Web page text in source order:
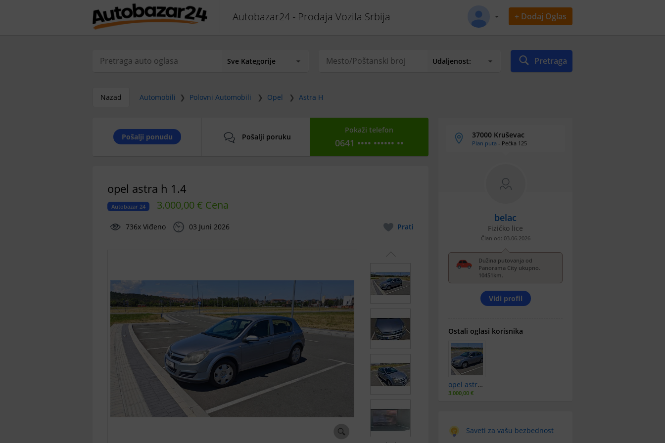
Autobazar24 - Prodaja Vozila Srbija + Dodaj Oglas
Pretraga
Nazad Automobili ❯ Polovni Automobili ❯ Opel ❯ Astra H
Pošalji ponudu Pošalji poruku
Pokaži telefon
0641 •••• •••••• ••
opel astra h 1.4
Autobazar 24 3.000,00 € Cena
736x Viđeno 03 Juni 2026 Prati
37000 Kruševac
Plan puta - Pećka 125
belac
Fizičko lice
Član od: 03.06.2026
Dužina putovanja od
Panorama City ukupno.
10451km.
Vidi profil
Ostali oglasi korisnika
opel astra h 1.4
3.000,00 €
Saveti za vašu bezbednost